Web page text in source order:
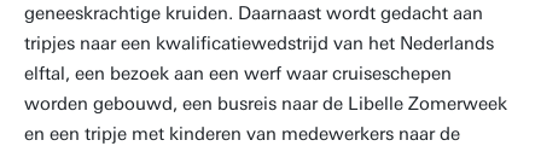
geneeskrachtige kruiden. Daarnaast wordt gedacht aan
tripjes naar een kwalificatiewedstrijd van het Nederlands
elftal, een bezoek aan een werf waar cruiseschepen
worden gebouwd, een busreis naar de Libelle Zomerweek
en een tripje met kinderen van medewerkers naar de